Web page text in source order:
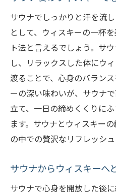
サウナでしっかりと汗を流
として、ウィスキーの一杯
ト法と言えるでしょう。サ
し、リラックスした体にウ
渡ることで、心身のバラン
ーの深い味わいが、サウナ
立て、一日の締めくくりに
ます。サウナとウィスキー
の中での贅沢なリフレッシュ
サウナからウィスキーへ
サウナで心身を開放した後